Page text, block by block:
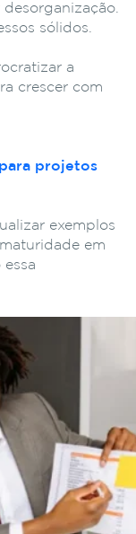
sólidos.
a
crescer com
projetos
exemplos
em